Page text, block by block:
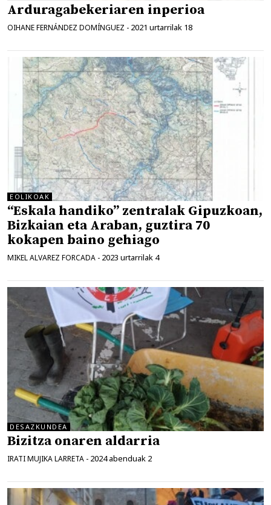
Arduragabekeriaren inperioa
OIHANE FERNÁNDEZ DOMÍNGUEZ - 2021 urtarrilak 18
EOLIKOAK
“Eskala handiko” zentralak Gipuzkoan,
Bizkaian eta Araban, guztira 70
kokapen baino gehiago
MIKEL ALVAREZ FORCADA - 2023 urtarrilak 4
DESAZKUNDEA
Bizitza onaren aldarria
IRATI MUJIKA LARRETA - 2024 abenduak 2